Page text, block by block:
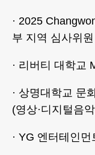
· 2025
부 지역 심사위원
· 리버티 대학교
· 상명대학교 문
(영상·디지털음
· YG 엔터테인